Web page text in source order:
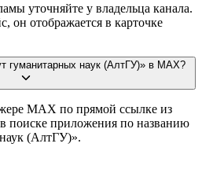
уточняйте у владельца канала.
он отображается в карточке
гуманитарных наук (АлтГУ)» в MAX?
MAX по прямой ссылке из
поиске приложения по названию
(АлтГУ)».